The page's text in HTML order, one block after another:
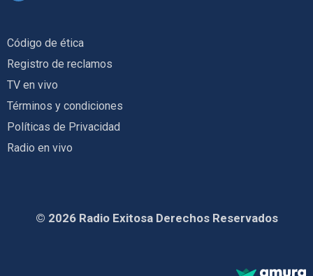
Código de ética
Registro de reclamos
TV en vivo
Términos y condiciones
Políticas de Privacidad
Radio en vivo
© 2026 Radio Exitosa Derechos Reservados